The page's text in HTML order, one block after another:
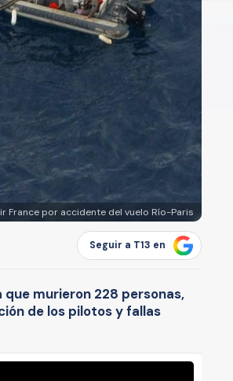
France por accidente del vuelo Río-Paris
Seguir a T13 en
que murieron 228 personas,
de los pilotos y fallas